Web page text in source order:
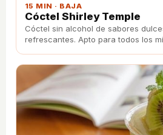
15 MIN · BAJA
Cóctel Shirley Temple
Cóctel sin alcohol de sabores
refrescantes. Apto para todos los